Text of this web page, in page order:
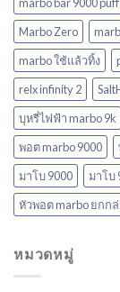
Marbo Zero
marbo ใช้แล้วทิ้ง
relx infinity 2
บุหรี่ไฟฟ้า marbo 9k
พอต marbo 9000
มาโบ 9000
มาโบ
หัวพอต marbo ยกก
หมวดหมู่